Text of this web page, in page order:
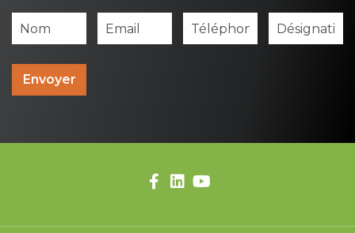
Envoyer